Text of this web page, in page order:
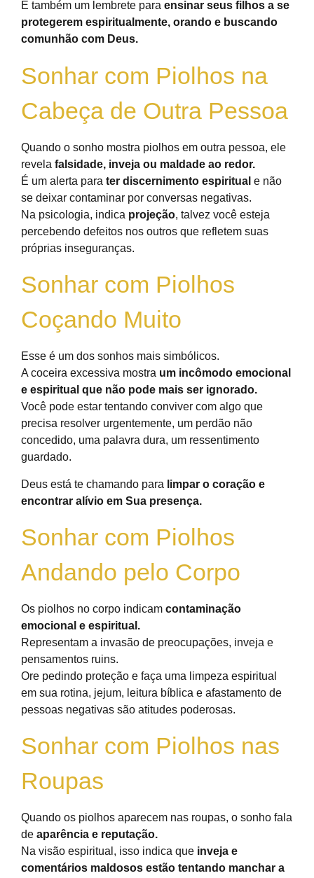
É também um lembrete para ensinar seus filhos a se
protegerem espiritualmente, orando e buscando
comunhão com Deus.
Sonhar com Piolhos na
Cabeça de Outra Pessoa
Quando o sonho mostra piolhos em outra pessoa, ele
revela falsidade, inveja ou maldade ao redor.
É um alerta para ter discernimento espiritual e não
se deixar contaminar por conversas negativas.
Na psicologia, indica projeção, talvez você esteja
percebendo defeitos nos outros que refletem suas
próprias inseguranças.
Sonhar com Piolhos
Coçando Muito
Esse é um dos sonhos mais simbólicos.
A coceira excessiva mostra um incômodo emocional
e espiritual que não pode mais ser ignorado.
Você pode estar tentando conviver com algo que
precisa resolver urgentemente, um perdão não
concedido, uma palavra dura, um ressentimento
guardado.
Deus está te chamando para limpar o coração e
encontrar alívio em Sua presença.
Sonhar com Piolhos
Andando pelo Corpo
Os piolhos no corpo indicam contaminação
emocional e espiritual.
Representam a invasão de preocupações, inveja e
pensamentos ruins.
Ore pedindo proteção e faça uma limpeza espiritual
em sua rotina, jejum, leitura bíblica e afastamento de
pessoas negativas são atitudes poderosas.
Sonhar com Piolhos nas
Roupas
Quando os piolhos aparecem nas roupas, o sonho fala
de aparência e reputação.
Na visão espiritual, isso indica que inveja e
comentários maldosos estão tentando manchar a